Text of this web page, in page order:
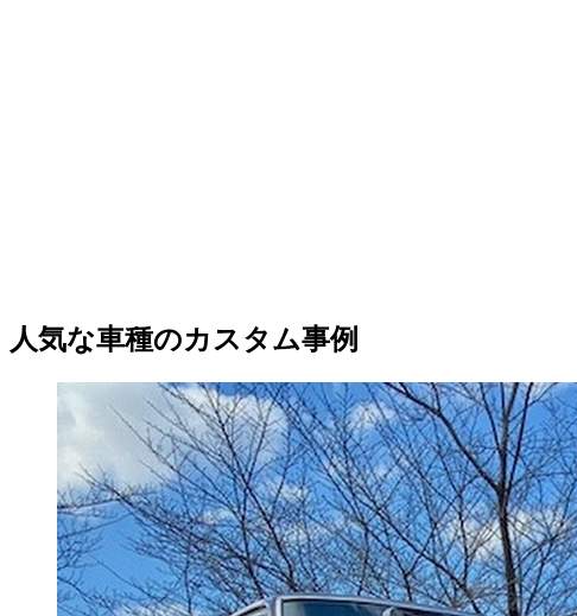
人気な車種のカスタム事例